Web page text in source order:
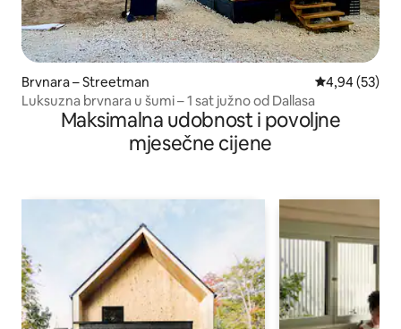
Brvnara – Streetman Prosječna
4,94 (53)
Luksuzna brvnara u šumi – 1 sat južno od Dallasa
Maksimalna udobnost i povoljne
mjesečne cijene